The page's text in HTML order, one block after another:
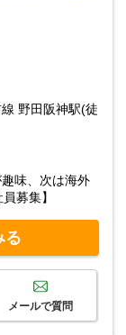
野田阪神駅(徒
味、次は海外
募集】
る
メールで質問